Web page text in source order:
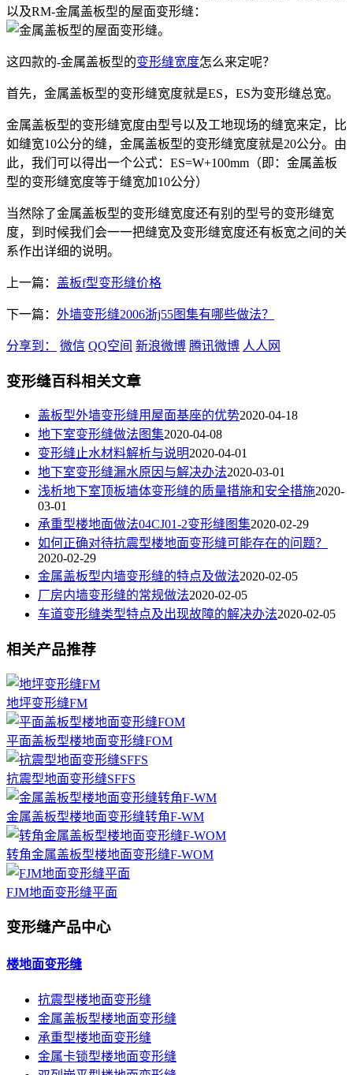
以及RM-金属盖板型的屋面变形缝：
。
这四款的-金属盖板型的变形缝宽度怎么来定呢？
首先，金属盖板型的变形缝宽度就是ES，ES为变形缝总宽。
金属盖板型的变形缝宽度由型号以及工地现场的缝宽来定，比
如缝宽10公分的缝，金属盖板型的变形缝宽度就是20公分。由
此，我们可以得出一个公式：ES=W+100mm（即：金属盖板
型的变形缝宽度等于缝宽加10公分）
当然除了金属盖板型的变形缝宽度还有别的型号的变形缝宽
度，到时候我们会一一把缝宽及变形缝宽度还有板宽之间的关
系作出详细的说明。
上一篇： 盖板f型变形缝价格
下一篇： 外墙变形缝2006浙j55图集有哪些做法？
分享到： 微信 QQ空间 新浪微博 腾讯微博 人人网
变形缝百科相关文章
盖板型外墙变形缝用屋面基座的优势2020-04-18
地下室变形缝做法图集2020-04-08
变形缝止水材料解析与说明2020-04-01
地下室变形缝漏水原因与解决办法2020-03-01
浅析地下室顶板墙体变形缝的质量措施和安全措施2020-
03-01
承重型楼地面做法04CJ01-2变形缝图集2020-02-29
如何正确对待抗震型楼地面变形缝可能存在的问题？
2020-02-29
金属盖板型内墙变形缝的特点及做法2020-02-05
厂房内墙变形缝的常规做法2020-02-05
车道变形缝类型特点及出现故障的解决办法2020-02-05
相关产品推荐
地坪变形缝FM
平面盖板型楼地面变形缝FOM
抗震型地面变形缝SFFS
金属盖板型楼地面变形缝转角F-WM
转角金属盖板型楼地面变形缝F-WOM
FJM地面变形缝平面
变形缝产品中心
楼地面变形缝
抗震型楼地面变形缝
金属盖板型楼地面变形缝
承重型楼地面变形缝
金属卡锁型楼地面变形缝